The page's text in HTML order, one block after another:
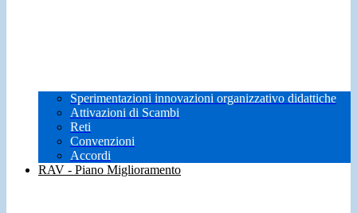
Sperimentazioni innovazioni organizzativo didattiche
Attivazioni di Scambi
Reti
Convenzioni
Accordi
RAV - Piano Miglioramento